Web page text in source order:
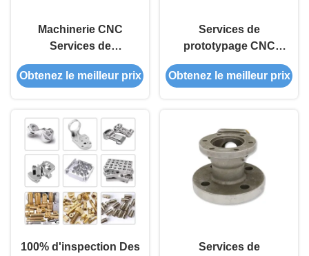
Machinerie CNC
Services de
prototypage rapide
Pièces métalliques
Obtenez le meilleur prix
Services de
prototypage CNC
rapide Parties usinées
de précision avec
Obtenez le meilleur prix
100% d'inspection Des
Services de